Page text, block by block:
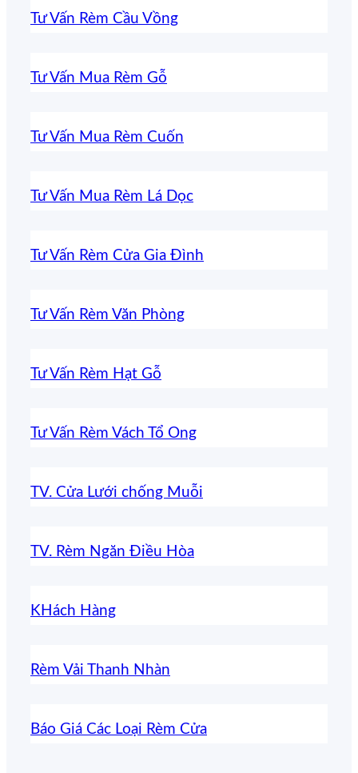
Tư Vấn Rèm Cầu Vồng
Tư Vấn Mua Rèm Gỗ
Tư Vấn Mua Rèm Cuốn
Tư Vấn Mua Rèm Lá Dọc
Tư Vấn Rèm Cửa Gia Đình
Tư Vấn Rèm Văn Phòng
Tư Vấn Rèm Hạt Gỗ
Tư Vấn Rèm Vách Tổ Ong
TV. Cửa Lưới chống Muỗi
TV. Rèm Ngăn Điều Hòa
KHách Hàng
Rèm Vải Thanh Nhàn
Báo Giá Các Loại Rèm Cửa